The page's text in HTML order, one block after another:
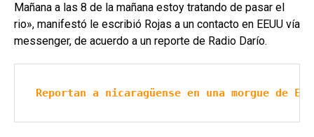
Mañana a las 8 de la mañana estoy tratando de pasar el
rio», manifestó le escribió Rojas a un contacto en EEUU vía
messenger, de acuerdo a un reporte de Radio Darío.
Reportan a nicaragüense en una morgue de